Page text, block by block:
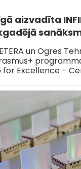
aizvadīta
un Ogres
for Excellence –